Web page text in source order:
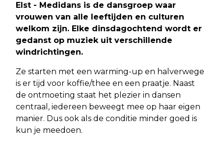
Elst - Medidans is de dansgroep waar
vrouwen van alle leeftijden en culturen
welkom zijn. Elke dinsdagochtend wordt er
gedanst op muziek uit verschillende
windrichtingen.
Ze starten met een warming-up en halverwege
is er tijd voor koffie/thee en een praatje. Naast
de ontmoeting staat het plezier in dansen
centraal, iedereen beweegt mee op haar eigen
manier. Dus ook als de conditie minder goed is
kun je meedoen.